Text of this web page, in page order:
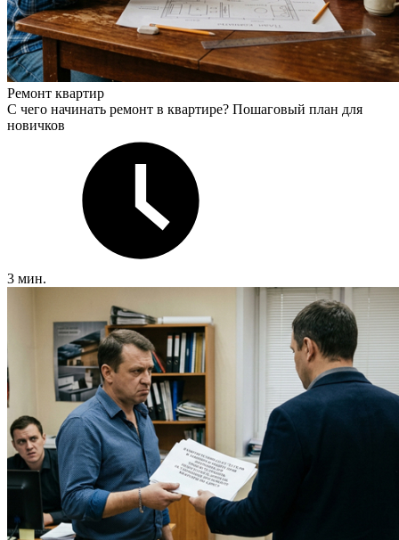
Ремонт квартир
С чего начинать ремонт в квартире? Пошаговый план для
новичков
3 мин.